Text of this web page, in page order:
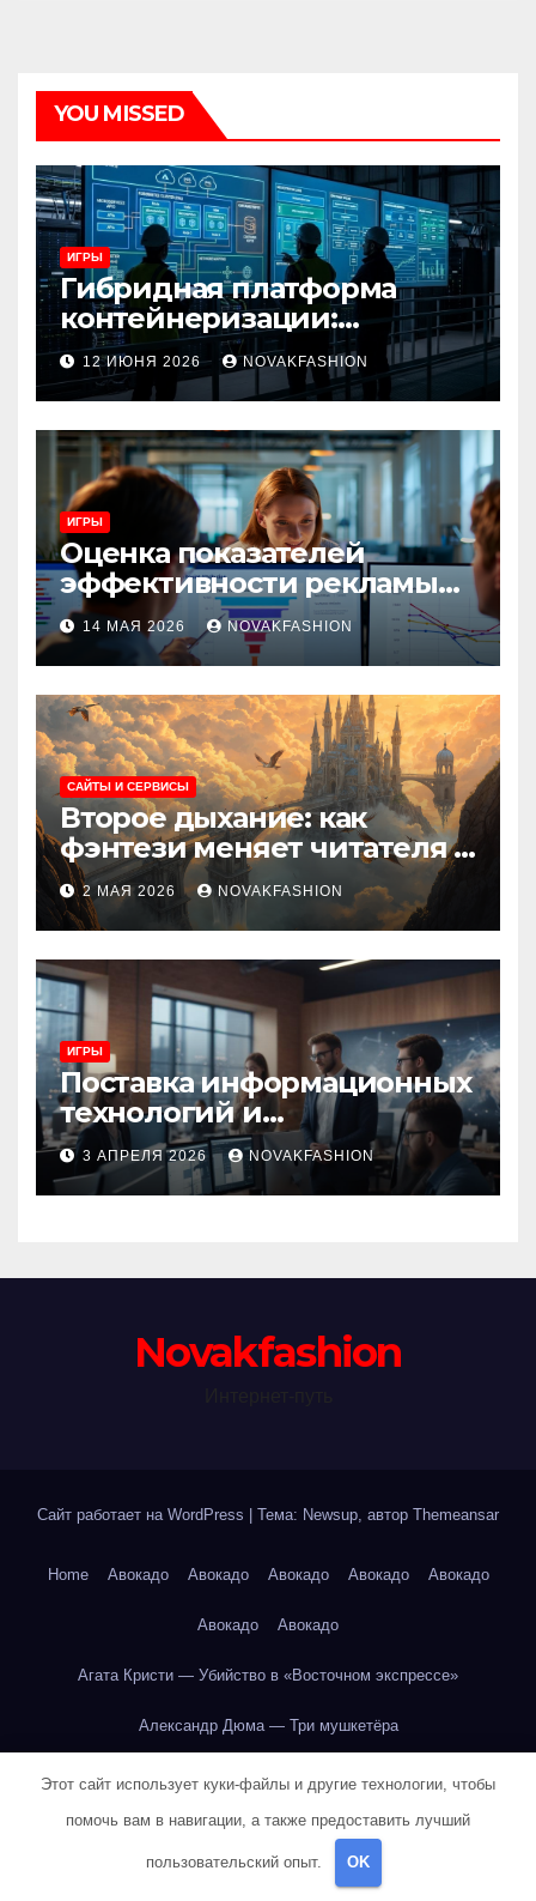
YOU MISSED
ИГРЫ
Гибридная платформа
контейнеризации:
архитектура, особенности
и сценарии использования
12 ИЮНЯ 2026 NOVAKFASHION
ИГРЫ
Оценка показателей
эффективности рекламы
при атрибуции
множественных точек
касания
14 МАЯ 2026 NOVAKFASHION
САЙТЫ И СЕРВИСЫ
Второе дыхание: как
фэнтези меняет читателя и
культуру
2 МАЯ 2026 NOVAKFASHION
ИГРЫ
Поставка информационных
технологий и
инновационные решения
3 АПРЕЛЯ 2026 NOVAKFASHION
Novakfashion
Сайт работает на WordPress | Тема: Newsup, автор Themeansar
Home Авокадо Авокадо Авокадо Авокадо Авокадо
Авокадо Авокадо
Агата Кристи — Убийство в «Восточном экспрессе»
Александр Дюма — Три мушкетёра
Александр Пушкин — Евгений Онегин
Александр Пушкин — Евгений Онегин
Этот сайт использует куки-файлы и другие технологии, чтобы
помочь вам в навигации, а также предоставить лучший
пользовательский опыт. OK